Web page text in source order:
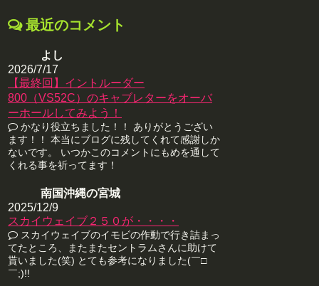
最近のコメント
よし
2026/7/17
【最終回】イントルーダー
800（VS52C）のキャブレターをオーバ
ーホールしてみよう！
かなり役立ちました！！ ありがとうござい
ます！！ 本当にブログに残してくれて感謝しか
ないです。 いつかこのコメントにもめを通して
くれる事を祈ってます！
南国沖縄の宮城
2025/12/9
スカイウェイブ２５０が・・・・
スカイウェイブのイモビの作動で行き詰まっ
てたところ、またまたセントラムさんに助けて
貰いました(笑) とても参考になりました(￣□
￣;)!!